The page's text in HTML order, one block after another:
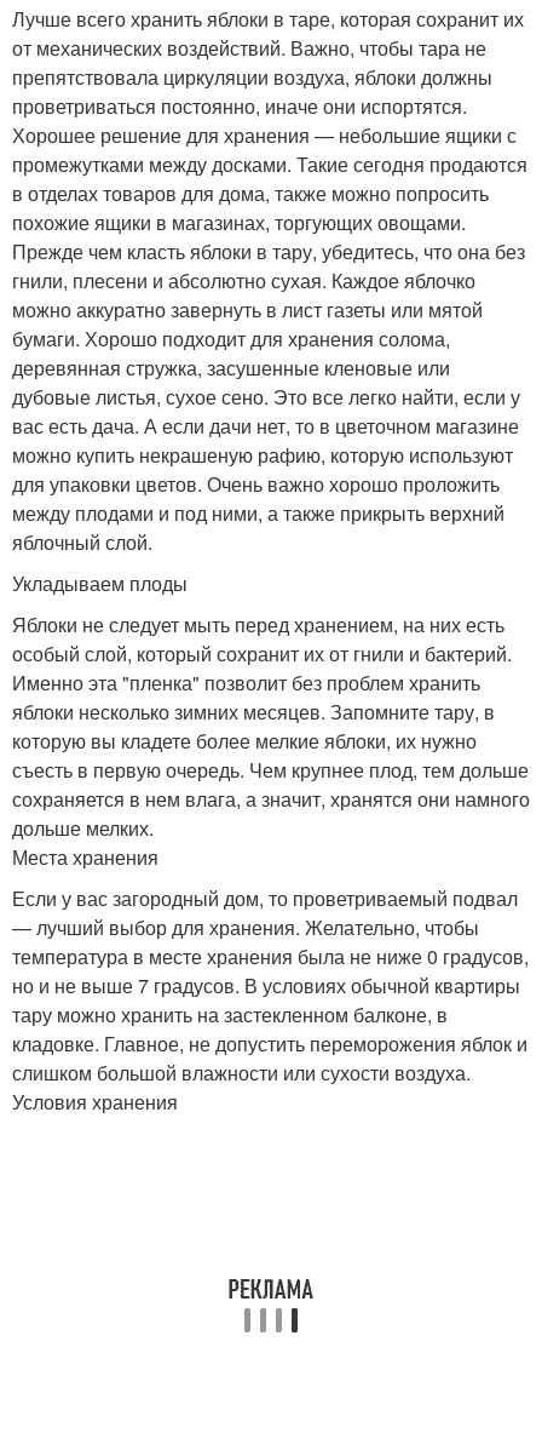
Лучше всего хранить яблоки в таре, которая сохранит их
от механических воздействий. Важно, чтобы тара не
препятствовала циркуляции воздуха, яблоки должны
проветриваться постоянно, иначе они испортятся.
Хорошее решение для хранения — небольшие ящики с
промежутками между досками. Такие сегодня продаются
в отделах товаров для дома, также можно попросить
похожие ящики в магазинах, торгующих овощами.
Прежде чем класть яблоки в тару, убедитесь, что она без
гнили, плесени и абсолютно сухая. Каждое яблочко
можно аккуратно завернуть в лист газеты или мятой
бумаги. Хорошо подходит для хранения солома,
деревянная стружка, засушенные кленовые или
дубовые листья, сухое сено. Это все легко найти, если у
вас есть дача. А если дачи нет, то в цветочном магазине
можно купить некрашеную рафию, которую используют
для упаковки цветов. Очень важно хорошо проложить
между плодами и под ними, а также прикрыть верхний
яблочный слой.
Укладываем плоды
Яблоки не следует мыть перед хранением, на них есть
особый слой, который сохранит их от гнили и бактерий.
Именно эта "пленка" позволит без проблем хранить
яблоки несколько зимних месяцев. Запомните тару, в
которую вы кладете более мелкие яблоки, их нужно
съесть в первую очередь. Чем крупнее плод, тем дольше
сохраняется в нем влага, а значит, хранятся они намного
дольше мелких.
Места хранения
Если у вас загородный дом, то проветриваемый подвал
— лучший выбор для хранения. Желательно, чтобы
температура в месте хранения была не ниже 0 градусов,
но и не выше 7 градусов. В условиях обычной квартиры
тару можно хранить на застекленном балконе, в
кладовке. Главное, не допустить переморожения яблок и
слишком большой влажности или сухости воздуха.
Условия хранения